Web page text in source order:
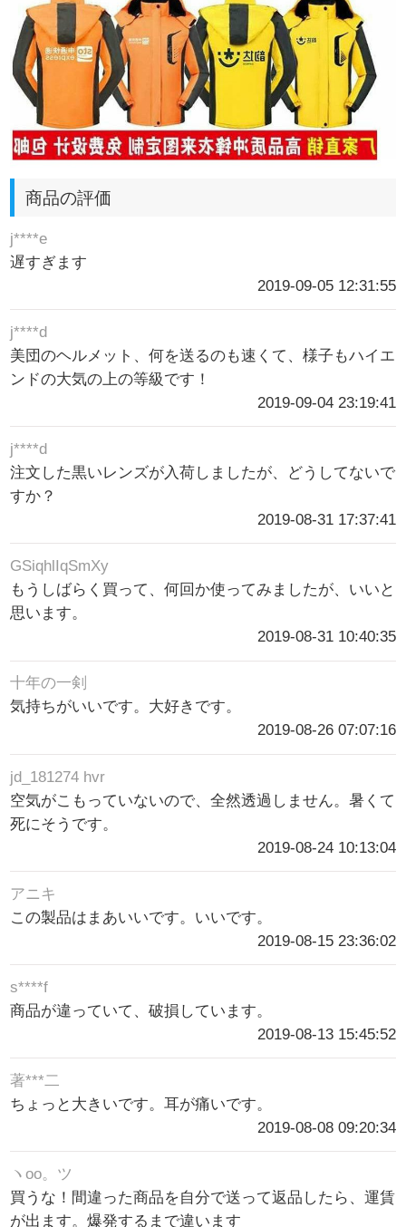
商品の評価
j****e
遅すぎます
2019-09-05 12:31:55
j****d
美団のヘルメット、何を送るのも速くて、様子もハイエ
ンドの大気の上の等級です！
2019-09-04 23:19:41
j****d
注文した黒いレンズが入荷しましたが、どうしてないで
すか？
2019-08-31 17:37:41
GSiqhlIqSmXy
もうしばらく買って、何回か使ってみましたが、いいと
思います。
2019-08-31 10:40:35
十年の一剣
気持ちがいいです。大好きです。
2019-08-26 07:07:16
jd_181274 hvr
空気がこもっていないので、全然透過しません。暑くて
死にそうです。
2019-08-24 10:13:04
アニキ
この製品はまあいいです。いいです。
2019-08-15 23:36:02
s****f
商品が違っていて、破損しています。
2019-08-13 15:45:52
著***二
ちょっと大きいです。耳が痛いです。
2019-08-08 09:20:34
ヽoo。ツ
買うな！間違った商品を自分で送って返品したら、運賃
が出ます。爆発するまで違います